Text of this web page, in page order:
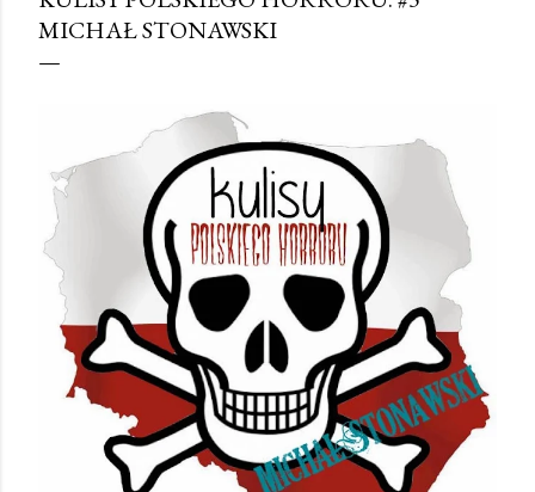
MICHAŁ STONAWSKI